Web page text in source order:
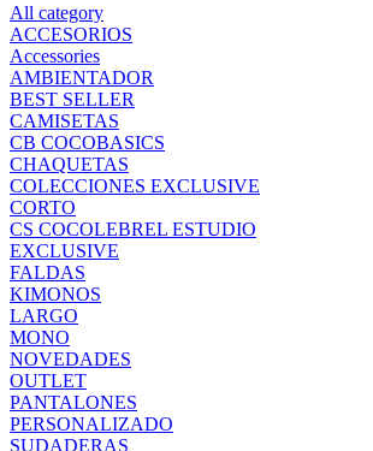
All category
ACCESORIOS
Accessories
AMBIENTADOR
BEST SELLER
CAMISETAS
CB COCOBASICS
CHAQUETAS
COLECCIONES EXCLUSIVE
CORTO
CS COCOLEBREL ESTUDIO
EXCLUSIVE
FALDAS
KIMONOS
LARGO
MONO
NOVEDADES
OUTLET
PANTALONES
PERSONALIZADO
SUDADERAS